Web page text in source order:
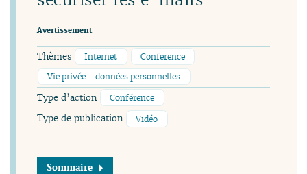
Avertissement
Thèmes Internet
Conference
Vie privée - données personnelles
Type d’action Conférence
Type de publication Vidéo
Sommaire